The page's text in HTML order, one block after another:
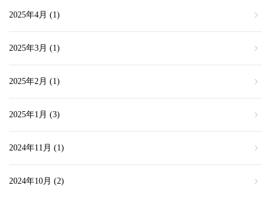
2025年4月 (1)
2025年3月 (1)
2025年2月 (1)
2025年1月 (3)
2024年11月 (1)
2024年10月 (2)